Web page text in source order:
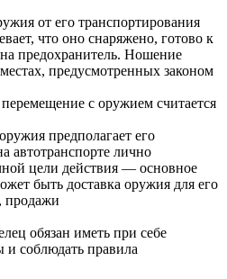
от его транспортирования
что оно снаряжено, готово к
предохранитель. Ношение
предусмотренных законом
с оружием считается
предполагает его
автотранспорте лично
цели действия — основное
быть доставка оружия для его
продажи
обязан иметь при себе
и соблюдать правила